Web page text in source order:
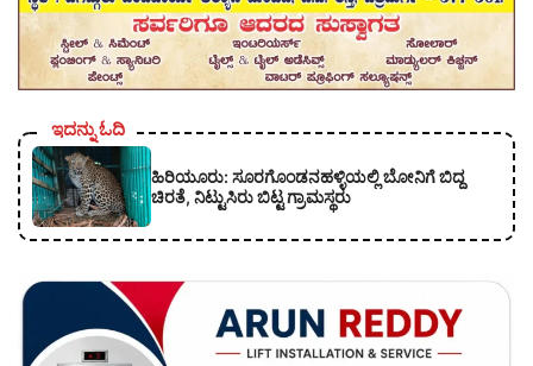
ಇದನ್ನು ಓದಿ
ಹಿರಿಯೂರು: ಸೂರಗೊಂಡನಹಳ್ಳಿಯಲ್ಲಿ ಬೋನಿಗೆ ಬಿದ್ದ
ಚಿರತೆ, ನಿಟ್ಟುಸಿರು ಬಿಟ್ಟ ಗ್ರಾಮಸ್ಥರು